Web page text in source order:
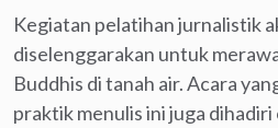
Kegiatan pelatihan jurnalistik
diselenggarakan untuk
Buddhis di tanah air. Acara
praktik menulis ini juga